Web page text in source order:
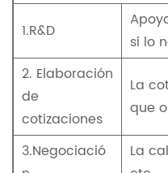
1.R&D
si lo
2. Elaboración
de
cotizaciones
La
que
3.Negociació
La